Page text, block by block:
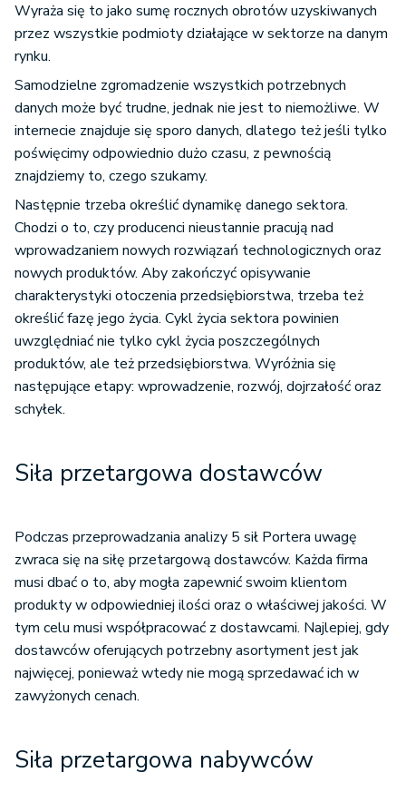
Wyraża się to jako sumę rocznych obrotów uzyskiwanych
przez wszystkie podmioty działające w sektorze na danym
rynku.
Samodzielne zgromadzenie wszystkich potrzebnych
danych może być trudne, jednak nie jest to niemożliwe. W
internecie znajduje się sporo danych, dlatego też jeśli tylko
poświęcimy odpowiednio dużo czasu, z pewnością
znajdziemy to, czego szukamy.
Następnie trzeba określić dynamikę danego sektora.
Chodzi o to, czy producenci nieustannie pracują nad
wprowadzaniem nowych rozwiązań technologicznych oraz
nowych produktów. Aby zakończyć opisywanie
charakterystyki otoczenia przedsiębiorstwa, trzeba też
określić fazę jego życia. Cykl życia sektora powinien
uwzględniać nie tylko cykl życia poszczególnych
produktów, ale też przedsiębiorstwa. Wyróżnia się
następujące etapy: wprowadzenie, rozwój, dojrzałość oraz
schyłek.
Siła przetargowa dostawców
Podczas przeprowadzania analizy 5 sił Portera uwagę
zwraca się na siłę przetargową dostawców. Każda firma
musi dbać o to, aby mogła zapewnić swoim klientom
produkty w odpowiedniej ilości oraz o właściwej jakości. W
tym celu musi współpracować z dostawcami. Najlepiej, gdy
dostawców oferujących potrzebny asortyment jest jak
najwięcej, ponieważ wtedy nie mogą sprzedawać ich w
zawyżonych cenach.
Siła przetargowa nabywców